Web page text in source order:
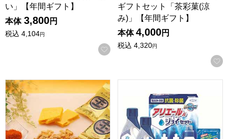
い」【年間ギフト】
本体 3,800円
税込 4,104円
お気に入りに登録する
ギフトセット「茶彩菓(涼
み)」【年間ギフト】
本体 4,000円
税込 4,320円
王様堂本店 王のかきたね詰合せ(34ｇ×12袋)【年間ギフト】